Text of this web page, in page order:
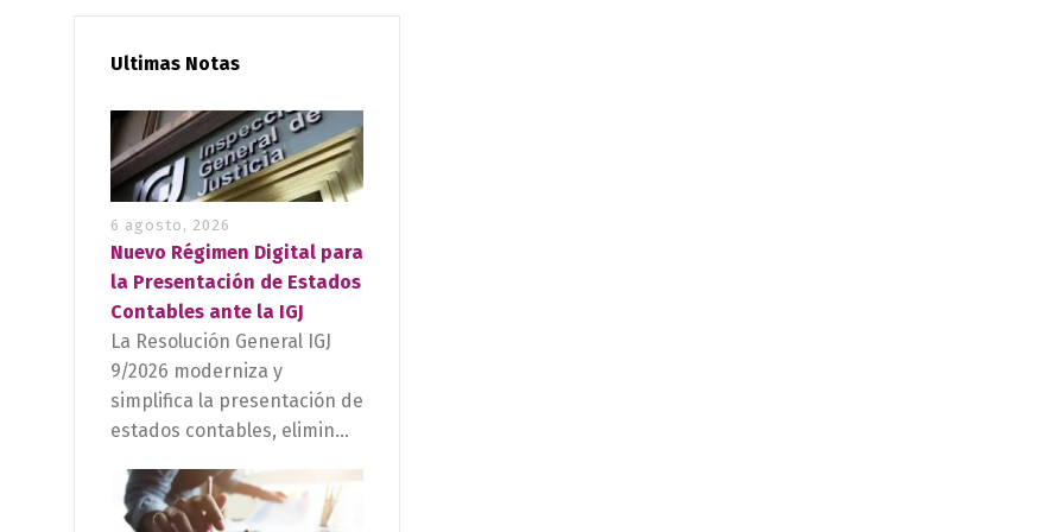
Ultimas Notas
6 agosto, 2026
Nuevo Régimen Digital para
la Presentación de Estados
Contables ante la IGJ
La Resolución General IGJ
9/2026 moderniza y
simplifica la presentación de
estados contables, elimin...